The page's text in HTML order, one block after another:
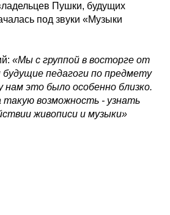
Пушки, будущих
под звуки «Музыки
«Мы с группой в восторге от
педагоги по предмету
нам это было особенно близко.
такую возможность - узнать
живописи и музыки»